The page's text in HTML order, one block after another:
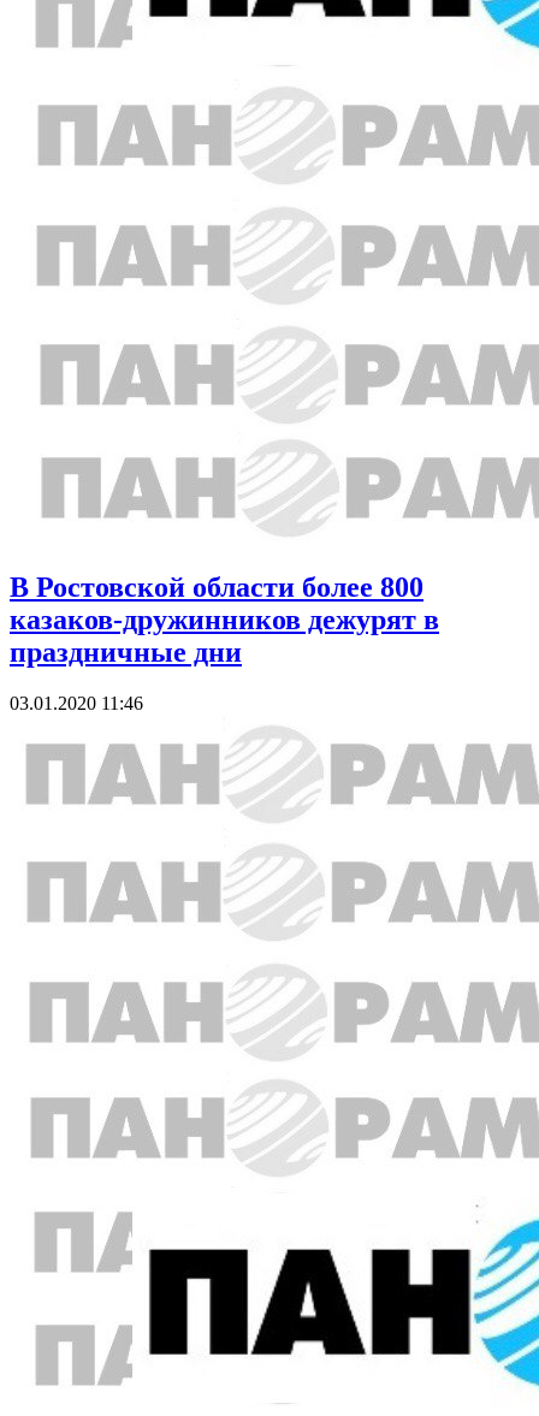
В Ростовской области более 800
казаков-дружинников дежурят в
праздничные дни
03.01.2020 11:46